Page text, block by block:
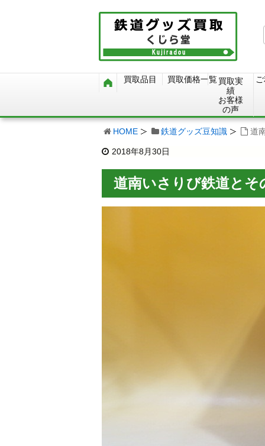
買取品目 買取価格一覧買取実
績
お客様
の声
HOME 鉄道グッズ豆知識 道
2018年8月30日
道南いさりび鉄道とそ